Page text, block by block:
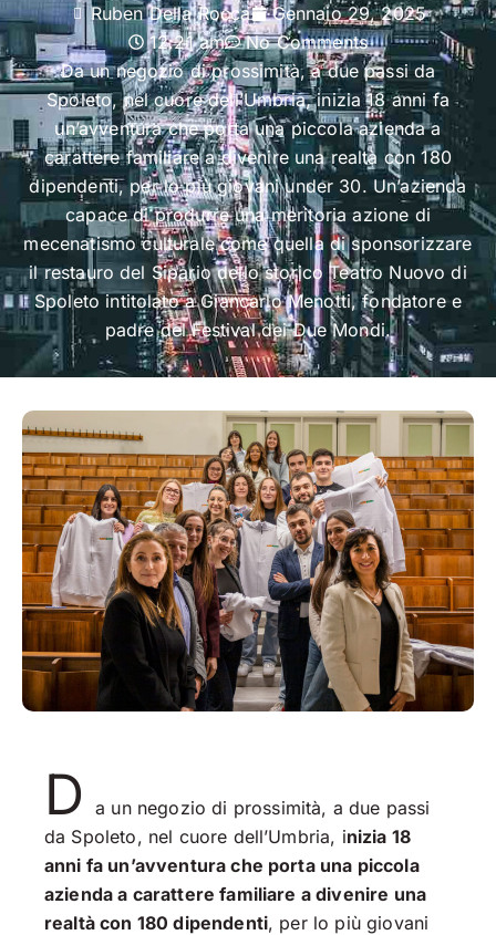
Ruben Della Rocca
Gennaio 29, 2025
12:21 am
No Comments
Da un negozio di prossimità, a due passi da
Spoleto, nel cuore dell’Umbria, inizia 18 anni fa
un’avventura che porta una piccola azienda a
carattere familiare a divenire una realtà con 180
dipendenti, per lo più giovani under 30. Un’azienda
capace di produrre una meritoria azione di
mecenatismo culturale come quella di sponsorizzare
il restauro del Sipario dello storico Teatro Nuovo di
Spoleto intitolato a Giancarlo Menotti, fondatore e
padre del Festival dei Due Mondi.
D
a un negozio di prossimità, a due passi
da Spoleto, nel cuore dell’Umbria, inizia 18
anni fa un’avventura che porta una piccola
azienda a carattere familiare a divenire una
realtà con 180 dipendenti, per lo più giovani